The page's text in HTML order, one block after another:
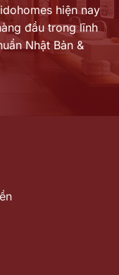
hiện nay
đầu trong lĩnh
Nhật Bản &